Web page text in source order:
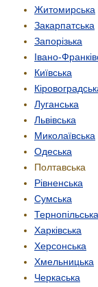
Житомирська
Закарпатська
Запорізька
Івано-
Київська
Луганська
Львівська
Миколаївська
Одеська
Полтавська
Рівненська
Сумська
Тернопільська
Харківська
Херсонська
Хмельницька
Черкаська